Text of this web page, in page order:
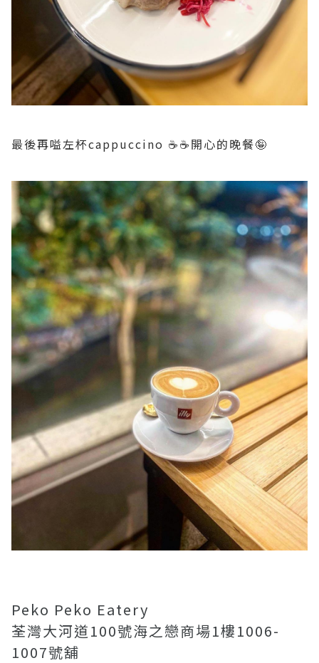
最後再嗌左杯cappuccino ☕️☕️開心的晚餐🤪
Peko Peko Eatery
荃灣大河道100號海之戀商場1樓1006-
1007號舖